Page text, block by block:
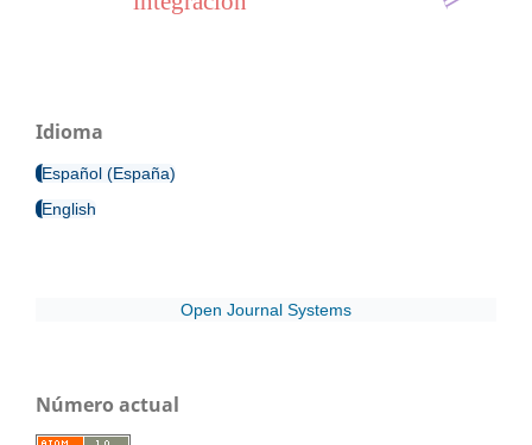
Idioma
Español (España)
English
Open Journal Systems
Número actual